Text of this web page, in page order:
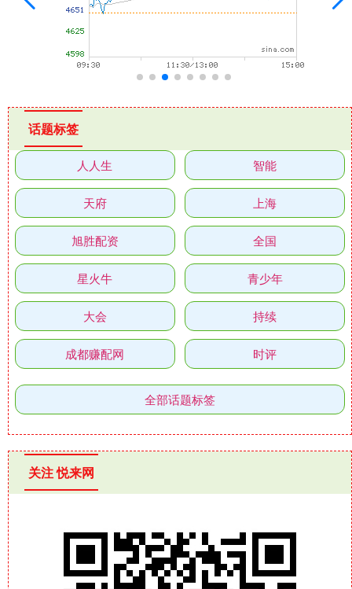
话题标签
人人生 智能
天府 上海
旭胜配资 全国
星火牛 青少年
大会 持续
成都赚配网 时评
全部话题标签
关注 悦来网